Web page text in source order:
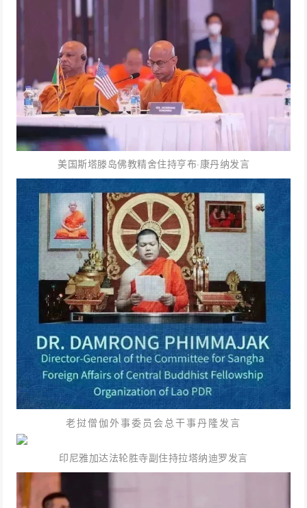
美国斯塔滕岛佛教精舍住持亨布·康丹纳发言
老挝僧伽外事委员会总干事丹隆发言
印尼雅加达法轮胜寺副住持拉塔纳迪罗发言